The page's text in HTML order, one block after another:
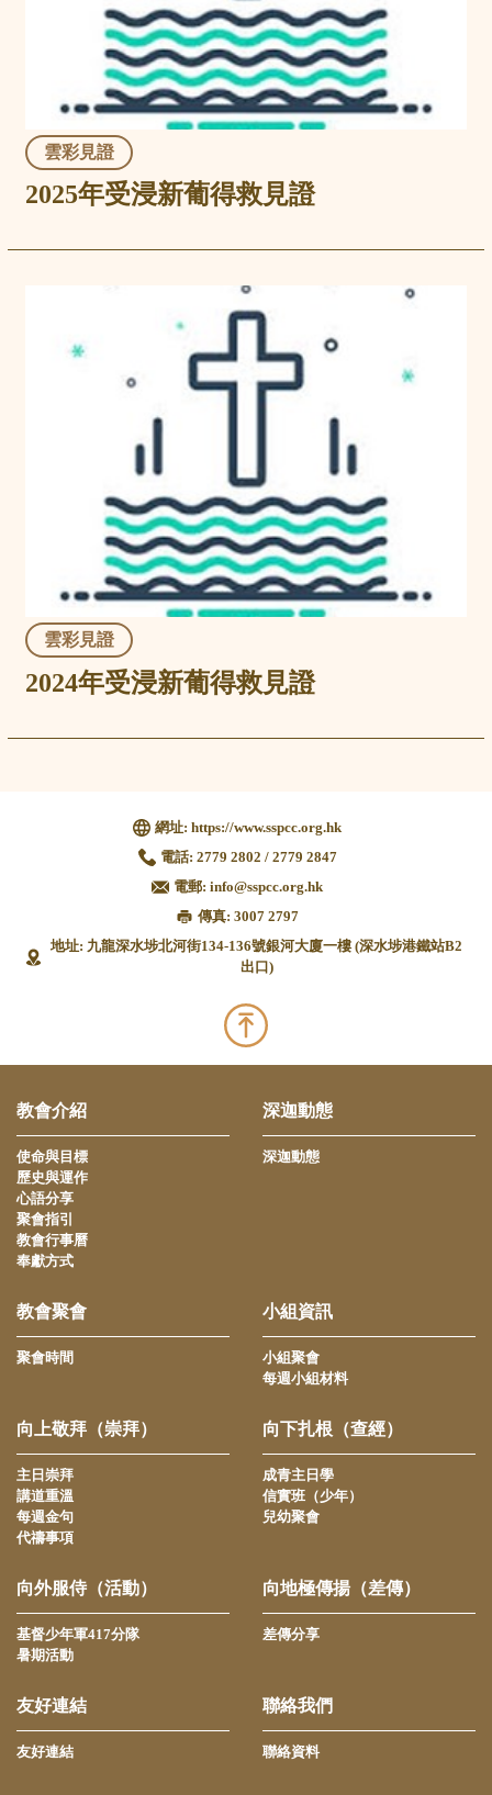
雲彩見證
2025年受浸新葡得救見證
雲彩見證
2024年受浸新葡得救見證
網址: https://www.sspcc.org.hk
電話: 2779 2802 / 2779 2847
電郵: info@sspcc.org.hk
傳真: 3007 2797
地址: 九龍深水埗北河街134-136號銀河大廈一樓 (深水埗港鐵站B2
出口)
教會介紹
使命與目標
歷史與運作
心語分享
聚會指引
教會行事曆
奉獻方式
深迦動態
深迦動態
教會聚會
聚會時間
小組資訊
小組聚會
每週小組材料
向上敬拜（崇拜）
主日崇拜
講道重溫
每週金句
代禱事項
向下扎根（查經）
成青主日學
信實班（少年）
兒幼聚會
向外服侍（活動）
基督少年軍417分隊
暑期活動
向地極傳揚（差傳）
差傳分享
友好連結
友好連結
聯絡我們
聯絡資料